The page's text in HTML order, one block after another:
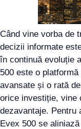
Când vine vorba de
decizii informate
în continuă evoluție
500 este o
avansate și o rată
orice investiție, vine
dezavantaje. Pentru
Evex 500 se